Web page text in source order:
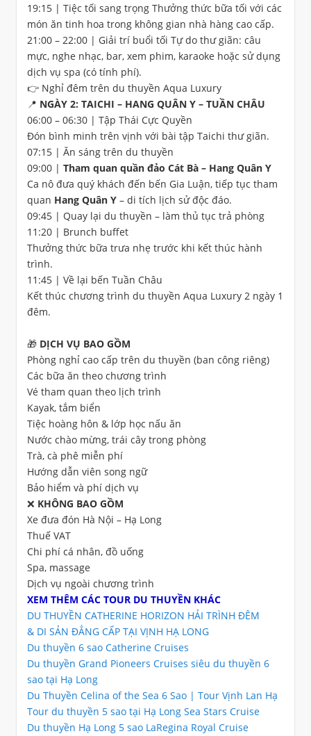
19:15 | Tiệc tối sang trọng Thưởng thức bữa tối với các
món ăn tinh hoa trong không gian nhà hàng cao cấp.
21:00 – 22:00 | Giải trí buổi tối Tự do thư giãn: câu
mực, nghe nhạc, bar, xem phim, karaoke hoặc sử dụng
dịch vụ spa (có tính phí).
👉 Nghỉ đêm trên du thuyền Aqua Luxury
📍 NGÀY 2: TAICHI – HANG QUÂN Y – TUẦN CHÂU
06:00 – 06:30 | Tập Thái Cực Quyền
Đón bình minh trên vịnh với bài tập Taichi thư giãn.
07:15 | Ăn sáng trên du thuyền
09:00 | Tham quan quần đảo Cát Bà – Hang Quân Y
Ca nô đưa quý khách đến bến Gia Luận, tiếp tục tham
quan Hang Quân Y – di tích lịch sử độc đáo.
09:45 | Quay lại du thuyền – làm thủ tục trả phòng
11:20 | Brunch buffet
Thưởng thức bữa trưa nhẹ trước khi kết thúc hành
trình.
11:45 | Về lại bến Tuần Châu
Kết thúc chương trình du thuyền Aqua Luxury 2 ngày 1
đêm.
🎁 DỊCH VỤ BAO GỒM
Phòng nghỉ cao cấp trên du thuyền (ban công riêng)
Các bữa ăn theo chương trình
Vé tham quan theo lịch trình
Kayak, tắm biển
Tiệc hoàng hôn & lớp học nấu ăn
Nước chào mừng, trái cây trong phòng
Trà, cà phê miễn phí
Hướng dẫn viên song ngữ
Bảo hiểm và phí dịch vụ
❌ KHÔNG BAO GỒM
Xe đưa đón Hà Nội – Hạ Long
Thuế VAT
Chi phí cá nhân, đồ uống
Spa, massage
Dịch vụ ngoài chương trình
XEM THÊM CÁC TOUR DU THUYỀN KHÁC
DU THUYỀN CATHERINE HORIZON HẢI TRÌNH ĐÊM
& DI SẢN ĐẲNG CẤP TẠI VỊNH HẠ LONG
Du thuyền 6 sao Catherine Cruises
Du thuyền Grand Pioneers Cruises siêu du thuyền 6
sao tại Hạ Long
Du Thuyền Celina of the Sea 6 Sao | Tour Vịnh Lan Hạ
Tour du thuyền 5 sao tại Hạ Long Sea Stars Cruise
Du thuyền Hạ Long 5 sao LaRegina Royal Cruise